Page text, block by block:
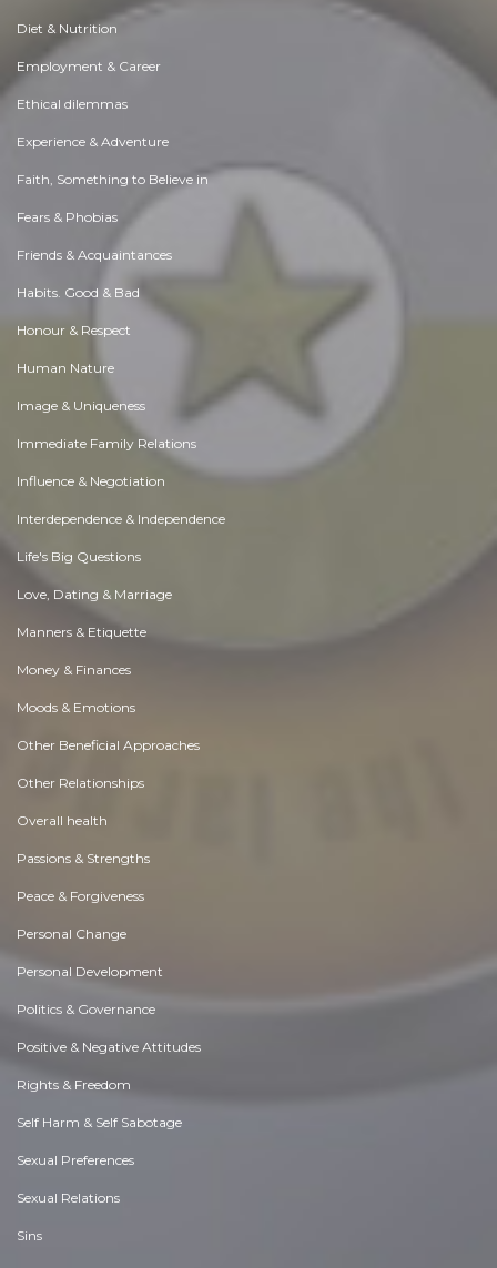
Diet & Nutrition
Employment & Career
Ethical dilemmas
Experience & Adventure
Faith, Something to Believe in
Fears & Phobias
Friends & Acquaintances
Habits. Good & Bad
Honour & Respect
Human Nature
Image & Uniqueness
Immediate Family Relations
Influence & Negotiation
Interdependence & Independence
Life's Big Questions
Love, Dating & Marriage
Manners & Etiquette
Money & Finances
Moods & Emotions
Other Beneficial Approaches
Other Relationships
Overall health
Passions & Strengths
Peace & Forgiveness
Personal Change
Personal Development
Politics & Governance
Positive & Negative Attitudes
Rights & Freedom
Self Harm & Self Sabotage
Sexual Preferences
Sexual Relations
Sins